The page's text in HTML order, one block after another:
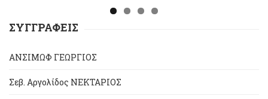
ΣΥΓΓΡΑΦΕΙΣ
ΑΝΣΙΜΩΦ ΓΕΩΡΓΙΟΣ
Σεβ. Αργολίδος ΝΕΚΤΑΡΙΟΣ